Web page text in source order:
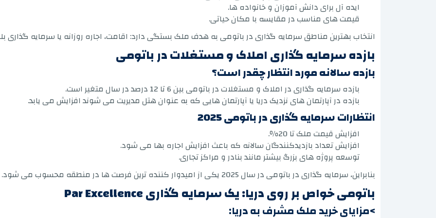
ایده آل برای دانش آموزان و خانواده ها.
قیمت های مناسب در مقایسه با مکان حیاتی.
انتخاب بهترین مناطق سرمایه گذاری در باتومی به هدف ملک بستگی دارد: اقامت، اجاره روزانه یا سرمایه گذاری
بازده سرمایه گذاری املاک و مستغلات در باتومی
بازده سالانه مورد انتظار چقدر است؟
بازده سرمایه گذاری در املاک و مستغلات در باتومی بین 6 تا 12 درصد در سال متغیر است.
بازده در آپارتمان های نزدیک دریا یا آپارتمان هایی که به عنوان هتل مدیریت می شوند افزایش می یابد.
انتظارات سرمایه گذاری در باتومی 2025
افزایش قیمت ملک تا 20٪.
افزایش تعداد بازدیدکنندگان سالانه که باعث افزایش اجاره بها می شود.
توسعه پروژه های بزرگ بیشتر مانند بنادر و مراکز تجاری.
بنابراین، سرمایه گذاری در باتومی در سال 2025 یکی از امیدوار کننده ترین فرصت ها در منطقه محسوب می شود.
باتومی خواص بر روی دریا: یک سرمایه گذاری Par Excellence
>مزایای خرید ملک مشرف به دریا: